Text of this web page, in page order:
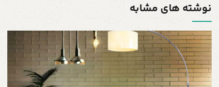
نوشته های مشابه